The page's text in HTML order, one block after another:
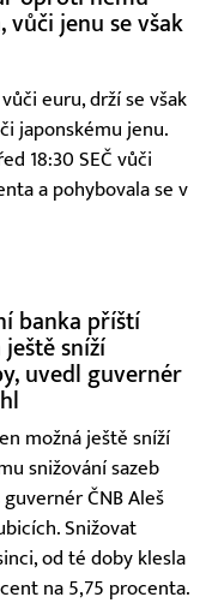
vůči jenu se však
euru, drží se však
japonskému jenu.
18:30 SEČ vůči
a pohybovala se v
banka příští
sníží
uvedl guvernér
možná ještě sníží
snižování sazeb
ČNB Aleš
Snižovat
od té doby klesla
na 5,75 procenta.